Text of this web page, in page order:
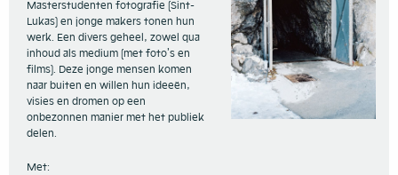
Masterstudenten fotografie (Sint-
Lukas) en jonge makers tonen hun
werk. Een divers geheel, zowel qua
inhoud als medium (met foto’s en
films). Deze jonge mensen komen
naar buiten en willen hun ideeën,
visies en dromen op een
onbezonnen manier met het publiek
delen.
Met: